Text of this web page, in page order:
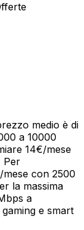
medio è di
a 10000
14€/mese
Per
con 2500
la massima
a
e smart